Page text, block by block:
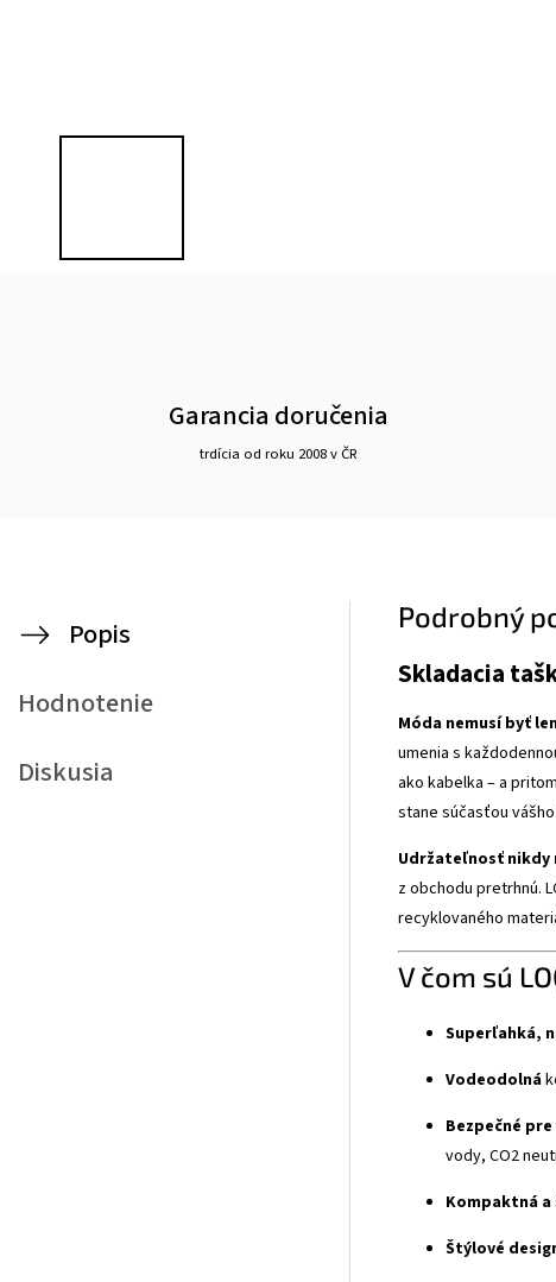
Garancia doručenia
trdícia od roku 2008 v ČR
Popis
Hodnotenie
Diskusia
Podrobný
Skladacia
Móda nemusí byť
umenia s
ako kabelka – a
stane súčasťou
Udržateľnosť nikdy
z obchodu pretrhnú.
recyklovaného
V čom sú
Superľahká,
Vodeodolná
Bezpečné
vody, CO2
Kompaktná
Štýlové